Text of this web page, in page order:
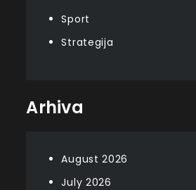
Sport
Strategija
Arhiva
August 2026
July 2026